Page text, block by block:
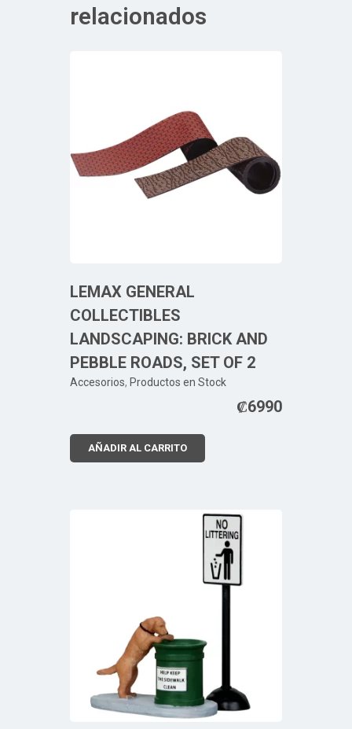
relacionados
LEMAX GENERAL
COLLECTIBLES
LANDSCAPING: BRICK AND
PEBBLE ROADS, SET OF 2
Accesorios, Productos en Stock
₡6990
AÑADIR AL CARRITO